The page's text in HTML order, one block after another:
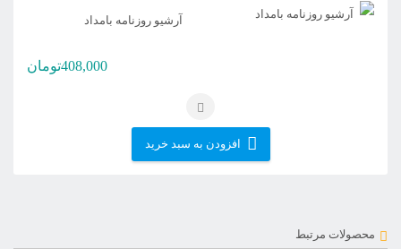
آرشیو روزنامه بامداد
408,000تومان
افزودن به سبد خرید
محصولات مرتبط